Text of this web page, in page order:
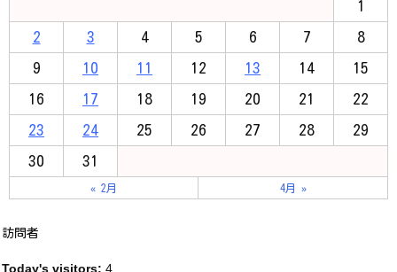
1
2 3 4 5 6 7 8
9 10 11 12 13 14 15
16 17 18 19 20 21 22
23 24 25 26 27 28 29
30 31
« 2月 4月 »
訪問者
Today's visitors: 4